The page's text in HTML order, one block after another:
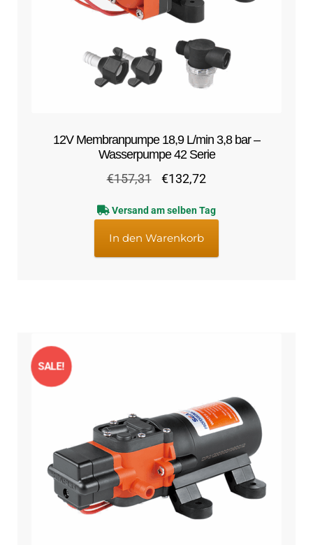
12V Membranpumpe 18,9 L/min 3,8 bar –
Wasserpumpe 42 Serie
€157,31
Ursprünglicher
war:
€157,31
€132,72
ist:
Versand am selben Tag
In den Warenkorb
SALE!